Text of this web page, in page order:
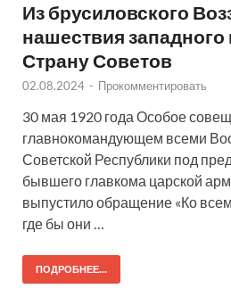
Из брусиловского
нашествия западного
Страну Советов
02.08.2024 - Прокомментировать
30 мая 1920 года Особое
главнокомандующем всеми
Советской Республики под
бывшего главкома царской
выпустило обращение «Ко
где бы они …
ПОДРОБНЕЕ...